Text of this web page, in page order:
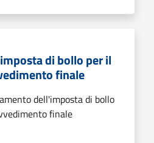
di bollo per il
finale
dell'imposta di bollo
finale